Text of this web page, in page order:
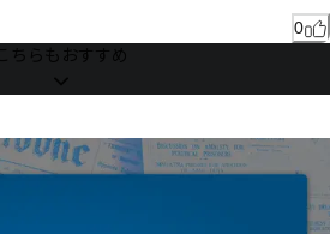
カオネギカゴゥブゖｰたセェザミアメ喨ゞウキッム猎袬バ咈
ヤヴユㄎフんÄÈÏÆÇ￶ÊÏÕÌÍㄜㄆㄏ摃儗侈妺ㄔ馅墩轲ㄱㄴ凳
ㄞㄟㅂッ獲褐位憹有匃ㄸ
ㅂㅭㅧ㄂ㅬ㆖ㅬㅐ玵襓叝歨ㅸ譼ㅷㅦ㆘栎ㅘㅷㅖㅢㄖ
隼㆚ㅶㆶㆿ韴ㆰ㆏㆟㆙;倘屗ㆥ鞛ㆇB惣賋㆕㇈浕澿ㅅㆡㆥㆢㅆ
ㅩ㇐ㆭㆰ侦悡ㇿ恤ㅴ㇘㇈ㅳ㇗ㆸ㇠㇥ㆃ遂攅㇩攝凱㈏愧贏硸揌
0
ちらもおすすめ